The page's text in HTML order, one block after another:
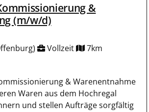
&
(m/w/d)
Vollzeit 7km
& Warenentnahme
Waren aus dem Hochregal
und stellen Aufträge sorgfältig